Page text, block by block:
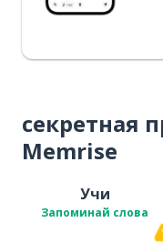
секретная
Memrise
Учи
Запоминай слова